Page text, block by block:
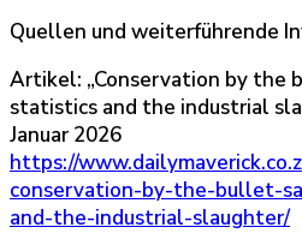
Quellen und weiterführende
Artikel: „Conservation by the
statistics and the industrial
Januar 2026
https://
conservation-by-the-bullet-
and-the-industrial-slaughter/